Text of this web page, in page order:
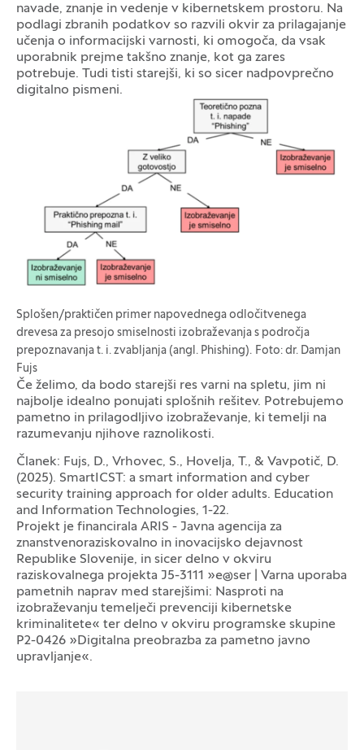
navade, znanje in vedenje v kibernetskem prostoru. Na
podlagi zbranih podatkov so razvili okvir za prilagajanje
učenja o informacijski varnosti, ki omogoča, da vsak
uporabnik prejme takšno znanje, kot ga zares
potrebuje. Tudi tisti starejši, ki so sicer nadpovprečno
digitalno pismeni.
Splošen/praktičen primer napovednega odločitvenega
drevesa za presojo smiselnosti izobraževanja s področja
prepoznavanja t. i. zvabljanja (angl. Phishing). Foto: dr. Damjan
Fujs
Če želimo, da bodo starejši res varni na spletu, jim ni
najbolje idealno ponujati splošnih rešitev. Potrebujemo
pametno in prilagodljivo izobraževanje, ki temelji na
razumevanju njihove raznolikosti.
Članek: Fujs, D., Vrhovec, S., Hovelja, T., & Vavpotič, D.
(2025). SmartICST: a smart information and cyber
security training approach for older adults. Education
and Information Technologies, 1-22.
Logotipi
Projekt je financirala ARIS - Javna agencija za
znanstvenoraziskovalno in inovacijsko dejavnost
Republike Slovenije, in sicer delno v okviru
raziskovalnega projekta J5-3111 »e@ser | Varna uporaba
pametnih naprav med starejšimi: Nasproti na
izobraževanju temelječi prevenciji kibernetske
kriminalitete« ter delno v okviru programske skupine
P2-0426 »Digitalna preobrazba za pametno javno
upravljanje«.